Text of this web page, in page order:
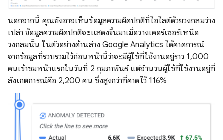
นอกจากนี้ คุณยังอาจเห็นข้อมูลความผิดปกติที่ไฮไลต์ด้วยวงกลมว่าง
เปล่า ข้อมูลความผิดปกติจะแสดงขึ้นมาเมื่อวางเคอร์เซอร์เหนือ
วงกลมนั้น ในตัวอย่างด้านล่าง Google Analytics ได้คาดการณ์
จากข้อมูลที่รวบรวมไว้ก่อนหน้านี้ว่าจะมีผู้ใช้ที่ใช้งานอยู่ราว 1,000
คนเข้าชมหน้าแรกในวันที่ 2 กุมภาพันธ์ แต่จํานวนผู้ใช้ที่ใช้งานอยู่ที่
สังเกตการณ์คือ 2,200 คน ซึ่งสูงกว่าที่คาดไว้ 116%